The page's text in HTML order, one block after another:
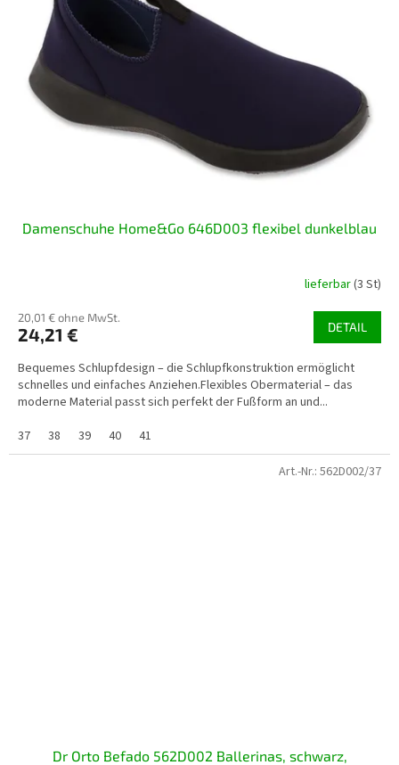
Damenschuhe Home&Go 646D003 flexibel dunkelblau
lieferbar(3 St)
20,01 € ohne MwSt.
24,21 € DETAIL
Bequemes Schlupfdesign – die Schlupfkonstruktion ermöglicht
schnelles und einfaches Anziehen.Flexibles Obermaterial – das
moderne Material passt sich perfekt der Fußform an und...
37
38 39 40 41
Dr Orto Befado 562D002 Ballerinas, schwarz,
Art.-Nr.: 562D002/37